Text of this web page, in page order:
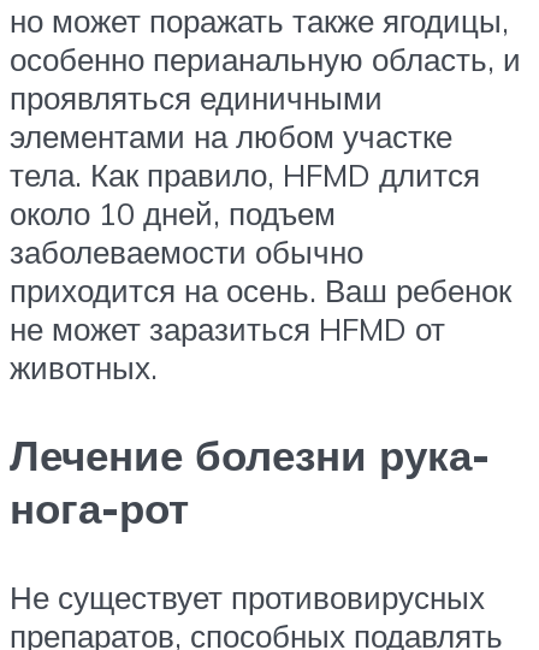
но может поражать также ягодицы,
особенно перианальную область, и
проявляться единичными
элементами на любом участке
тела. Как правило, HFMD длится
около 10 дней, подъем
заболеваемости обычно
приходится на осень. Ваш ребенок
не может заразиться HFMD от
животных.
Лечение болезни рука-
нога-рот
Не существует противовирусных
препаратов, способных подавлять